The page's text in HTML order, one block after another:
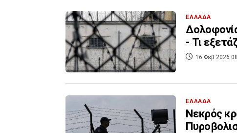
ΕΛΛΑΔΑ
- Τι
16 Φεβ 2026
ΕΛΛΑΔΑ
Νεκρός